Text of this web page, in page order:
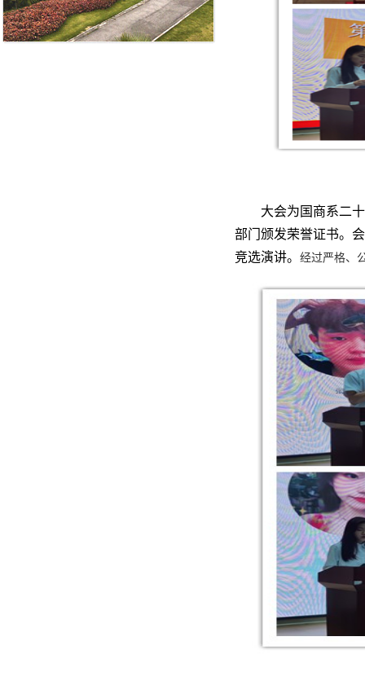
大会为国商系二
部门颁发荣誉证书。
竞选演讲。 经过严格、